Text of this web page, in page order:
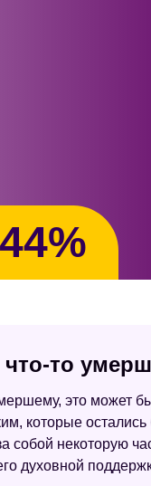
44%
что-то
это
которые
собой некоторую
духовной